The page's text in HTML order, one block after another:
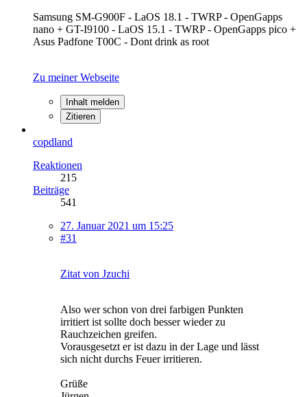
Samsung SM-G900F - LaOS 18.1 - TWRP - OpenGapps
nano + GT-I9100 - LaOS 15.1 - TWRP - OpenGapps pico +
Asus Padfone T00C - Dont drink as root
Zu meiner Webseite
Inhalt melden
Zitieren
copdland
Reaktionen
215
Beiträge
541
27. Januar 2021 um 15:25
#31
Zitat von Jzuchi
Also wer schon von drei farbigen Punkten
irritiert ist sollte doch besser wieder zu
Rauchzeichen greifen.
Vorausgesetzt er ist dazu in der Lage und lässt
sich nicht durchs Feuer irritieren.
Grüße